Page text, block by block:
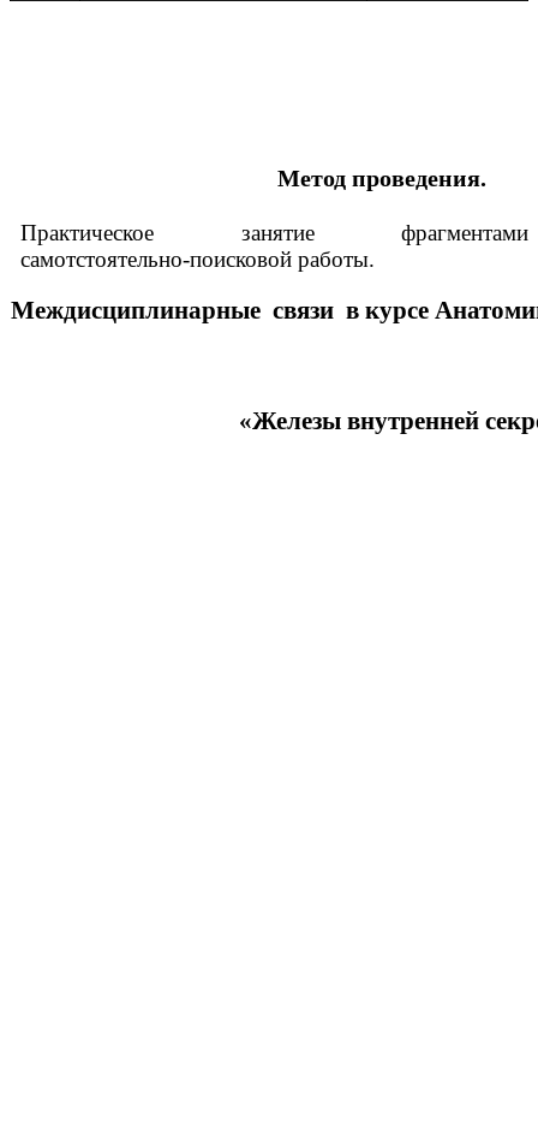
Метод проведения.
Практическое занятие фрагментами
самотстоятельно-поисковой работы.
Междисциплинарные связи в курсе
«Железы внутренней